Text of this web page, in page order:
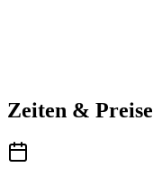
Zeiten & Preise